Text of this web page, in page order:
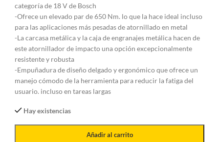
categoría de 18 V de Bosch
-Ofrece un elevado par de 650 Nm. lo que la hace ideal incluso
para las aplicaciones más pesadas de atornillado en metal
-La carcasa metálica y la caja de engranajes metálica hacen de
este atornillador de impacto una opción excepcionalmente
resistente y robusta
-Empuñadura de diseño delgado y ergonómico que ofrece un
manejo cómodo de la herramienta para reducir la fatiga del
usuario. incluso en tareas largas
Hay existencias
Añadir al carrito